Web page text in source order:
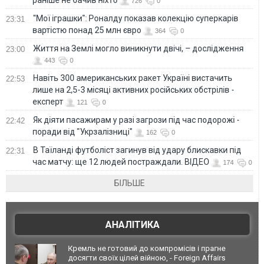
23:31
"Мої іграшки": Роналду показав колекцію суперкарів
вартістю понад 25 млн євро
364 0
23:00 Життя на Землі могло виникнути двічі, – дослідження
443 0
22:53
Навіть 300 американських ракет Україні вистачить
лише на 2,5-3 місяці активних російських обстрілів -
експерт
121 0
22:42
Як діяти пасажирам у разі загрози під час подорожі -
поради від "Укрзалізниці"
162 0
22:31
В Таїланді футболіст загинув від удару блискавки під
час матчу: ще 12 людей постраждали. ВІДЕО
174 0
БІЛЬШЕ
АНАЛІТИКА
Кремль не готовий до компромісів і прагне
досягти своїх цілей війною, - Foreign Affairs